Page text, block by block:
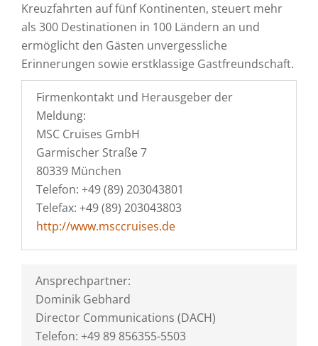
Kreuzfahrten auf fünf Kontinenten, steuert mehr
als 300 Destinationen in 100 Ländern an und
ermöglicht den Gästen unvergessliche
Erinnerungen sowie erstklassige Gastfreundschaft.
Firmenkontakt und Herausgeber der
Meldung:
MSC Cruises GmbH
Garmischer Straße 7
80339 München
Telefon: +49 (89) 203043801
Telefax: +49 (89) 203043803
http://www.msccruises.de
Ansprechpartner:
Dominik Gebhard
Director Communications (DACH)
Telefon: +49 89 856355-5503